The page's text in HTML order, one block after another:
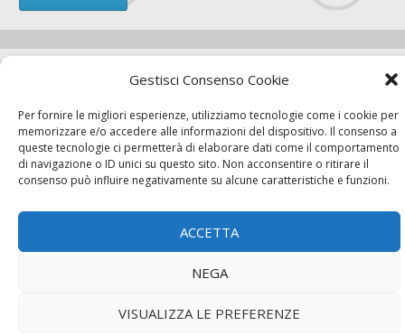
Gestisci Consenso Cookie
Per fornire le migliori esperienze, utilizziamo tecnologie come i cookie per
memorizzare e/o accedere alle informazioni del dispositivo. Il consenso a
queste tecnologie ci permetterà di elaborare dati come il comportamento
di navigazione o ID unici su questo sito. Non acconsentire o ritirare il
consenso può influire negativamente su alcune caratteristiche e funzioni.
ACCETTA
NEGA
VISUALIZZA LE PREFERENZE
Chi siamo
Contatti